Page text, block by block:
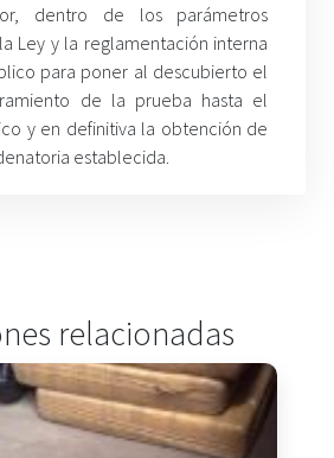
dentro de los parámetros
Ley y la reglamentación interna
para poner al descubierto el
de la prueba hasta el
y en definitiva la obtención de
establecida.
relacionadas